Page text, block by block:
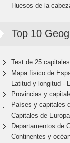
Huesos de la
Top 10
Test de 25
Mapa físico de
Latitud y longitud -
Provincias y
Países y capitales
Capitales de
Departamentos de
Continentes y